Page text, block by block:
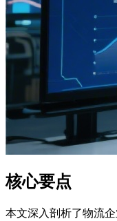
核心要点
本文深入剖析了物流